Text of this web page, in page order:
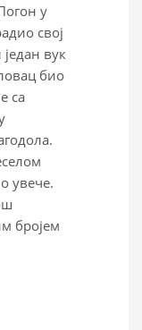
у
свој
један вук
био
са
увече.
бројем